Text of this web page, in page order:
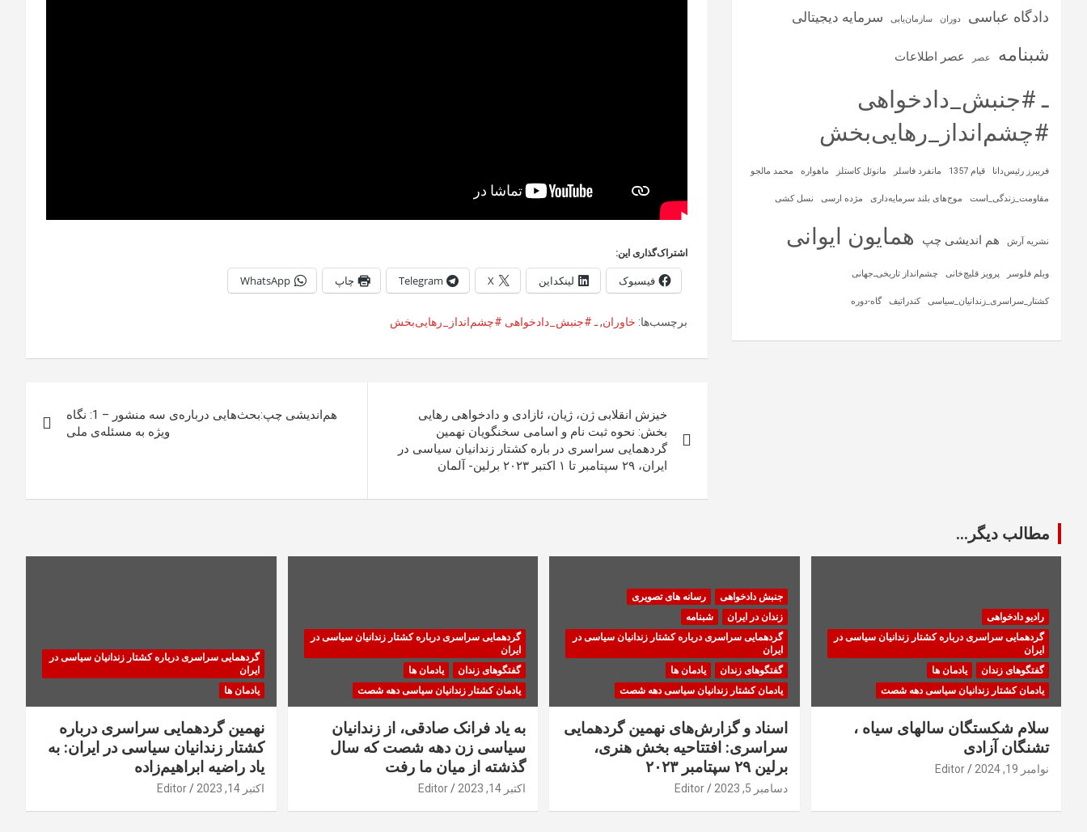
اشتراک‌گذاری این:
فیسبوک لینکداین X
Telegram چاپ WhatsApp
برچسب‌ها: خاوران,ـ #جنبش_دادخواهی #چشم‌انداز_رهایی‌بخش
نوشته
خیزش انقلابی ژن، ژیان، ئازادی و دادخواهی رهایی
بخش: نحوه ثبت نام و اسامی سخنگویان نهمین
گردهمایی سراسری در باره کشتار زندانیان سیاسی در
ایران، ۲۹ سپتامبر تا ۱ اکتبر ۲۰۲۳ برلین- آلمان
هم‌اندیشی چپ:بحث‌هایی درباره‌ی سه منشور – 1: نگاه
ویژه به مسئله‌ی ملی
دادگاه عباسی دوران سازمان‌یابی سرمایه‌ دیجیتالی
شبنامه عصر عصر اطلاعات
ـ #جنبش_دادخواهی
#چشم‌انداز_رهایی‌بخش
فریبرز رئیس‌دانا قیام 1357 مانفرد فاسلر مانوئل کاستلز ماهواره‌ محمد مالجو
مقاومت_زندگی_است موج‌های بلند سرمایه‌داری مژده ارسی نسل کشی
نشریه آرش هم اندیشی چپ همایون ایوانی
ویلم فلوسر پرویز قلیچ‌خانی چشم‌انداز تاریخی‌ـ‌جهانی
کشتار_سراسری_زندانیان_سیاسی کندراتیف گاه-دوره
مطالب دیگر...
رادیو دادخواهی
گردهمایی سراسری درباره کشتار زندانیان سیاسی در
ایران
گفتگوهای زندان
یادمان ها
یادمان کشتار زندانیان سیاسی دهه شصت
سلام شکستگان سالهای سیاه ،
تشنگان آزادی
نوامبر 19, 2024 Editor
جنبش دادخواهی
رسانه های تصویری
زندان در ایران
شبنامه
گردهمایی سراسری درباره کشتار زندانیان سیاسی در
ایران
گفتگوهای زندان
یادمان ها
یادمان کشتار زندانیان سیاسی دهه شصت
اسناد و گزارش‌های نهمین گردهمایی
سراسری: افتتاحیه بخش هنری،
برلین ۲۹ سپتامبر ۲۰۲۳
دسامبر 5, 2023 Editor
گردهمایی سراسری درباره کشتار زندانیان سیاسی در
ایران
گفتگوهای زندان
یادمان ها
یادمان کشتار زندانیان سیاسی دهه شصت
به یاد فرانک صادقی، از زندانیان
سیاسی زن دهه شصت که سال
گذشته از میان ما رفت
اکتبر 14, 2023 Editor
گردهمایی سراسری درباره کشتار زندانیان سیاسی در
ایران
یادمان ها
نهمین گردهمایی سراسری درباره
کشتار زندانیان سیاسی در ایران: به
یاد راضیه ابراهیم‌زاده
اکتبر 14, 2023 Editor